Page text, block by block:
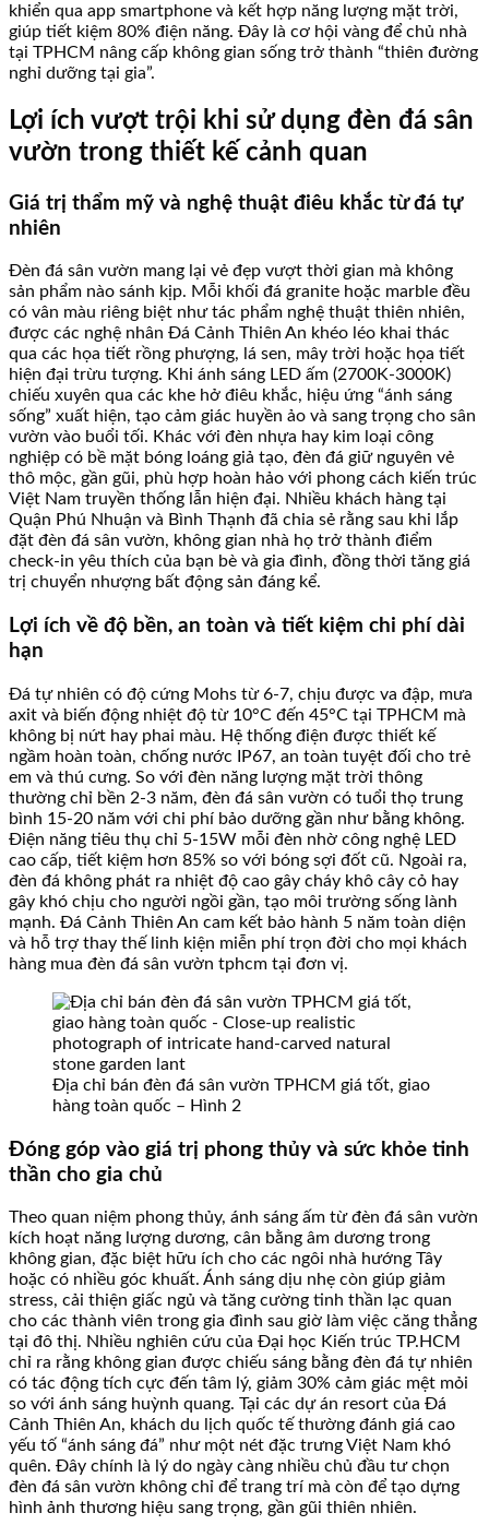
khiển qua app smartphone và kết hợp năng lượng mặt trời,
giúp tiết kiệm 80% điện năng. Đây là cơ hội vàng để chủ nhà
tại TPHCM nâng cấp không gian sống trở thành “thiên đường
nghỉ dưỡng tại gia”.
Lợi ích vượt trội khi sử dụng đèn đá sân
vườn trong thiết kế cảnh quan
Giá trị thẩm mỹ và nghệ thuật điêu khắc từ đá tự
nhiên
Đèn đá sân vườn mang lại vẻ đẹp vượt thời gian mà không
sản phẩm nào sánh kịp. Mỗi khối đá granite hoặc marble đều
có vân màu riêng biệt như tác phẩm nghệ thuật thiên nhiên,
được các nghệ nhân Đá Cảnh Thiên An khéo léo khai thác
qua các họa tiết rồng phượng, lá sen, mây trời hoặc họa tiết
hiện đại trừu tượng. Khi ánh sáng LED ấm (2700K-3000K)
chiếu xuyên qua các khe hở điêu khắc, hiệu ứng “ánh sáng
sống” xuất hiện, tạo cảm giác huyền ảo và sang trọng cho sân
vườn vào buổi tối. Khác với đèn nhựa hay kim loại công
nghiệp có bề mặt bóng loáng giả tạo, đèn đá giữ nguyên vẻ
thô mộc, gần gũi, phù hợp hoàn hảo với phong cách kiến trúc
Việt Nam truyền thống lẫn hiện đại. Nhiều khách hàng tại
Quận Phú Nhuận và Bình Thạnh đã chia sẻ rằng sau khi lắp
đặt đèn đá sân vườn, không gian nhà họ trở thành điểm
check-in yêu thích của bạn bè và gia đình, đồng thời tăng giá
trị chuyển nhượng bất động sản đáng kể.
Lợi ích về độ bền, an toàn và tiết kiệm chi phí dài
hạn
Đá tự nhiên có độ cứng Mohs từ 6-7, chịu được va đập, mưa
axit và biến động nhiệt độ từ 10°C đến 45°C tại TPHCM mà
không bị nứt hay phai màu. Hệ thống điện được thiết kế
ngầm hoàn toàn, chống nước IP67, an toàn tuyệt đối cho trẻ
em và thú cưng. So với đèn năng lượng mặt trời thông
thường chỉ bền 2-3 năm, đèn đá sân vườn có tuổi thọ trung
bình 15-20 năm với chi phí bảo dưỡng gần như bằng không.
Điện năng tiêu thụ chỉ 5-15W mỗi đèn nhờ công nghệ LED
cao cấp, tiết kiệm hơn 85% so với bóng sợi đốt cũ. Ngoài ra,
đèn đá không phát ra nhiệt độ cao gây cháy khô cây cỏ hay
gây khó chịu cho người ngồi gần, tạo môi trường sống lành
mạnh. Đá Cảnh Thiên An cam kết bảo hành 5 năm toàn diện
và hỗ trợ thay thế linh kiện miễn phí trọn đời cho mọi khách
hàng mua đèn đá sân vườn tphcm tại đơn vị.
Địa chỉ bán đèn đá sân vườn TPHCM giá tốt, giao
hàng toàn quốc – Hình 2
Đóng góp vào giá trị phong thủy và sức khỏe tinh
thần cho gia chủ
Theo quan niệm phong thủy, ánh sáng ấm từ đèn đá sân vườn
kích hoạt năng lượng dương, cân bằng âm dương trong
không gian, đặc biệt hữu ích cho các ngôi nhà hướng Tây
hoặc có nhiều góc khuất. Ánh sáng dịu nhẹ còn giúp giảm
stress, cải thiện giấc ngủ và tăng cường tinh thần lạc quan
cho các thành viên trong gia đình sau giờ làm việc căng thẳng
tại đô thị. Nhiều nghiên cứu của Đại học Kiến trúc TP.HCM
chỉ ra rằng không gian được chiếu sáng bằng đèn đá tự nhiên
có tác động tích cực đến tâm lý, giảm 30% cảm giác mệt mỏi
so với ánh sáng huỳnh quang. Tại các dự án resort của Đá
Cảnh Thiên An, khách du lịch quốc tế thường đánh giá cao
yếu tố “ánh sáng đá” như một nét đặc trưng Việt Nam khó
quên. Đây chính là lý do ngày càng nhiều chủ đầu tư chọn
đèn đá sân vườn không chỉ để trang trí mà còn để tạo dựng
hình ảnh thương hiệu sang trọng, gần gũi thiên nhiên.